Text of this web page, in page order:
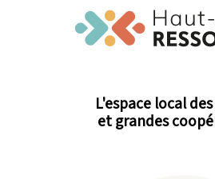
L'espace local
et grandes